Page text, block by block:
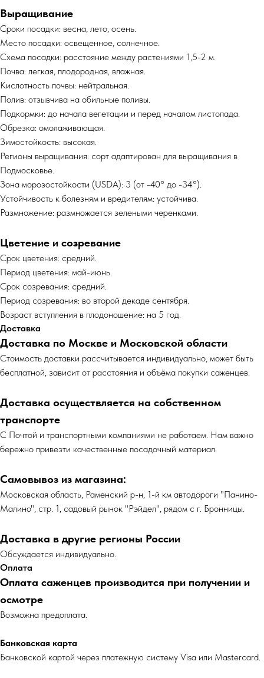
Выращивание
Сроки посадки: весна, лето, осень.
Место посадки: освещенное, солнечное.
Схема посадки: расстояние между растениями 1,5-2 м.
Почва: легкая, плодородная, влажная.
Кислотность почвы: нейтральная.
Полив: отзывчива на обильные поливы.
Подкормки: до начала вегетации и перед началом листопада.
Обрезка: омолаживающая.
Зимостойкость: высокая.
Регионы выращивания: сорт адаптирован для выращивания в
Подмосковье.
Зона морозостойкости (USDA): 3 (от -40° до -34°).
Устойчивость к болезням и вредителям: устойчива.
Размножение: размножается зелеными черенками.
Цветение и созревание
Срок цветения: средний.
Период цветения: май-июнь.
Срок созревания: средний.
Период созревания: во второй декаде сентября.
Возраст вступления в плодоношение: на 5 год.
Доставка
Доставка по Москве и Московской области
Cтоимость доставки рассчитывается индивидуально, может быть
бесплатной, зависит от расстояния и объёма покупки саженцев.
Доставка осуществляется на собственном
транспорте
С Почтой и транспортными компаниями не работаем. Нам важно
бережно привезти качественные посадочный материал.
Самовывоз из магазина:
Московская область, Раменский р-н, 1-й км автодороги "Панино-
Малино", стр. 1, садовый рынок "Рэйдел", рядом с г. Бронницы.
Доставка в другие регионы России
Обсуждается индивидуально.
Оплата
Оплата саженцев производится при получении и
осмотре
Возможна предоплата.
Банковская карта
Банковской картой через платежную систему Visa или Mastercard.